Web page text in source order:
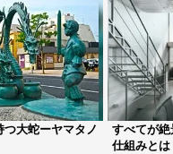
大蛇ーヤマタノ
すべてが
仕組みとは